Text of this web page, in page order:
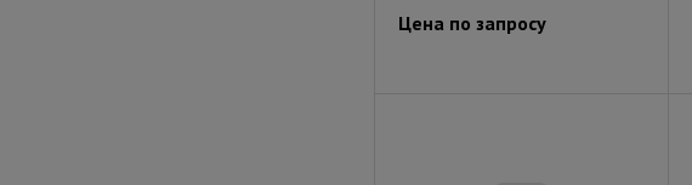
Цена по запросу